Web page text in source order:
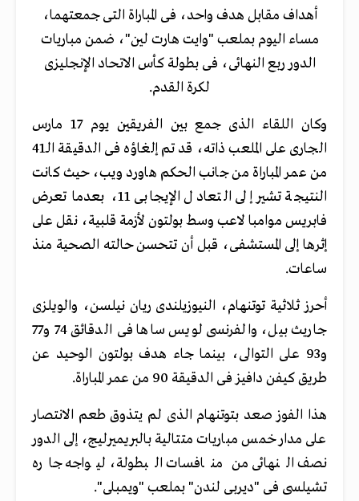
أهداف مقابل هدف واحد، فى المباراة التى جمعتهما،
مساء اليوم بملعب "وايت هارت لين"، ضمن مباريات
الدور ربع النهائى، فى بطولة كأس الاتحاد الإنجليزى
لكرة القدم.
وكان اللقاء الذى جمع بين الفريقين يوم 17 مارس
الجارى على الملعب ذاته، قد تم إلغاؤه فى الدقيقة الـ41
من عمر المباراة من جانب الحكم هاورد ويب، حيث كانت
النتيجة تشير إلى التعادل الإيجابى 11، بعدما تعرض
فابريس موامبا لاعب وسط بولتون لأزمة قلبية، نقل على
إثرها إلى المستشفى، قبل أن تتحسن حالته الصحية منذ
ساعات.
أحرز ثلاثية توتنهام، النيوزيلندى ريان نيلسن، والويلزى
جاريث بيل، والفرنسى لويس ساها فى الدقائق 74 و77
و93 على التوالى، بينما جاء هدف بولتون الوحيد عن
طريق كيفن دافيز فى الدقيقة 90 من عمر المباراة.
هذا الفوز صعد بتوتنهام الذى لم يتذوق طعم الانتصار
على مدار خمس مباريات متتالية بالبريميرليج، إلى الدور
نصف النهائى من منافسات البطولة، ليواجه جاره
تشيلسى فى "ديربى لندن" بملعب "ويمبلى".